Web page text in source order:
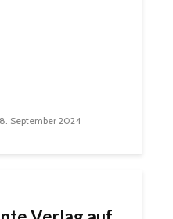
8. September 2024